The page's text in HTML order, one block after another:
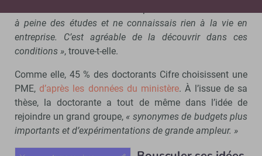
à peine des études et ne connaissais rien à la vie en
entreprise. C’est agréable de la découvrir dans ces
conditions », trouve-t-elle.
Comme elle, 45 % des doctorants Cifre choisissent une
PME, d’après les données du ministère. À l’issue de sa
thèse, la doctorante a tout de même dans l’idée de
rejoindre un grand groupe, « synonymes de budgets plus
importants et d’expérimentations de grande ampleur. »